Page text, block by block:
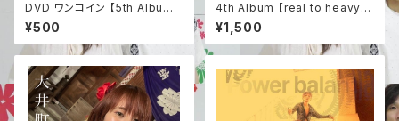
DVD ワンコイン 【5th Album
フランスツアー 映像】
¥500
4th Album 【real to heavy r
eal to...】
¥1,500